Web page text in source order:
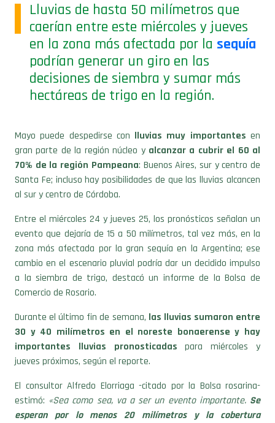
Lluvias de hasta 50 milímetros que
caerían entre este miércoles y jueves
en la zona más afectada por la sequía
podrían generar un giro en las
decisiones de siembra y sumar más
hectáreas de trigo en la región.
Mayo puede despedirse con lluvias muy importantes en
gran parte de la región núcleo y alcanzar a cubrir el 60 al
70% de la región Pampeana: Buenos Aires, sur y centro de
Santa Fe; incluso hay posibilidades de que las lluvias alcancen
al sur y centro de Córdoba.
Entre el miércoles 24 y jueves 25, los pronósticos señalan un
evento que dejaría de 15 a 50 milímetros, tal vez más, en la
zona más afectada por la gran sequía en la Argentina; ese
cambio en el escenario pluvial podría dar un decidido impulso
a la siembra de trigo, destacó un informe de la Bolsa de
Comercio de Rosario.
Durante el último fin de semana, las lluvias sumaron entre
30 y 40 milímetros en el noreste bonaerense y hay
importantes lluvias pronosticadaspara miércoles y
jueves próximos, según el reporte.
El consultor Alfredo Elorriaga -citado por la Bolsa rosarina-
estimó: «Sea como sea, va a ser un evento importante. Se
esperan por lo menos 20 milímetros y la cobertura